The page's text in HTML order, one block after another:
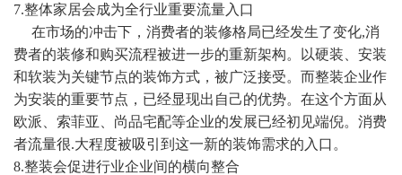
7.整体家居会成为全行业重要流量入口
在市场的冲击下，消费者的装修格局已经发生了变化,消
费者的装修和购买流程被进一步的重新架构。以硬装、安装
和软装为关键节点的装饰方式，被广泛接受。而整装企业作
为安装的重要节点，已经显现出自己的优势。在这个方面从
欧派、索菲亚、尚品宅配等企业的发展已经初见端倪。消费
者流量很.大程度被吸引到这一新的装饰需求的入口。
8.整装会促进行业企业间的横向整合